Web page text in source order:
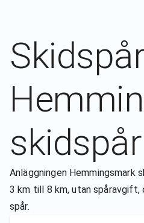
skidspår
Anläggningen Hemmingsmark
3 km till 8 km, utan spåravgift,
spår.